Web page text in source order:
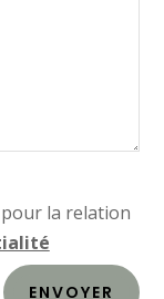
pour la relation
ENVOYER